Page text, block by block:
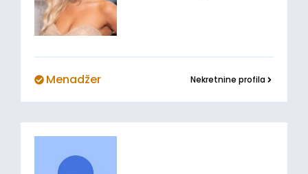
Menadžer Nekretnine profila